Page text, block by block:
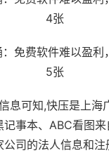
息可知,快压是上海
记事本、ABC看图
司的法人信息和